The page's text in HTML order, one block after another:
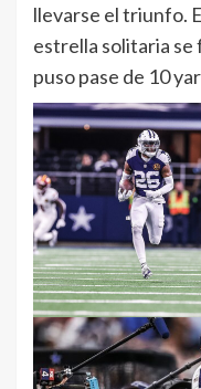
llevarse el triunfo.
estrella solitaria
puso pase de 10